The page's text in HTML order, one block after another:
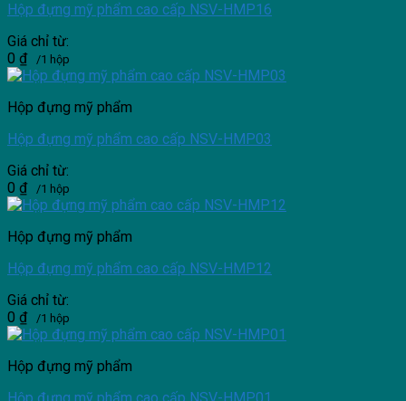
Hộp đựng mỹ phẩm cao cấp NSV-HMP16
Giá chỉ từ:
0 ₫ /1 hộp
Hộp đựng mỹ phẩm
Hộp đựng mỹ phẩm cao cấp NSV-HMP03
Giá chỉ từ:
0 ₫ /1 hộp
Hộp đựng mỹ phẩm
Hộp đựng mỹ phẩm cao cấp NSV-HMP12
Giá chỉ từ:
0 ₫ /1 hộp
Hộp đựng mỹ phẩm
Hộp đựng mỹ phẩm cao cấp NSV-HMP01